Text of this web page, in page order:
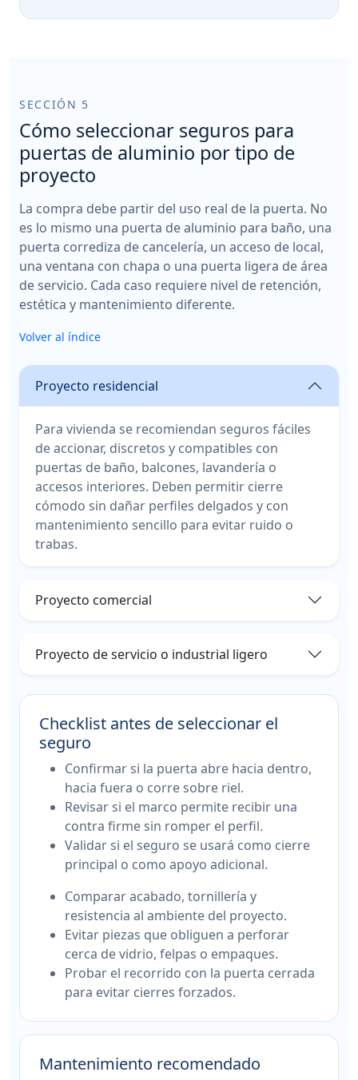
SECCIÓN 5
Cómo seleccionar seguros para
puertas de aluminio por tipo de
proyecto
La compra debe partir del uso real de la puerta. No
es lo mismo una puerta de aluminio para baño, una
puerta corrediza de cancelería, un acceso de local,
una ventana con chapa o una puerta ligera de área
de servicio. Cada caso requiere nivel de retención,
estética y mantenimiento diferente.
Volver al índice
Proyecto residencial
Para vivienda se recomiendan seguros fáciles
de accionar, discretos y compatibles con
puertas de baño, balcones, lavandería o
accesos interiores. Deben permitir cierre
cómodo sin dañar perfiles delgados y con
mantenimiento sencillo para evitar ruido o
trabas.
Proyecto comercial
Proyecto de servicio o industrial ligero
Checklist antes de seleccionar el
seguro
Confirmar si la puerta abre hacia dentro,
hacia fuera o corre sobre riel.
Revisar si el marco permite recibir una
contra firme sin romper el perfil.
Validar si el seguro se usará como cierre
principal o como apoyo adicional.
Comparar acabado, tornillería y
resistencia al ambiente del proyecto.
Evitar piezas que obliguen a perforar
cerca de vidrio, felpas o empaques.
Probar el recorrido con la puerta cerrada
para evitar cierres forzados.
Mantenimiento recomendado